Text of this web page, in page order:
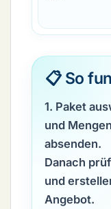
📋 So
1. Paket
und
absenden.
Danach
und
Angebot.